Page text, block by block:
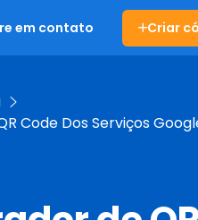
em contato Criar
Code Dos Serviços